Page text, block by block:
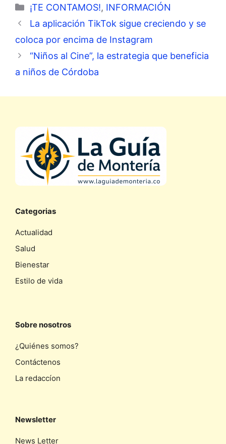
Categorías
¡TE CONTAMOS!, INFORMACIÓN
La aplicación TikTok sigue creciendo y se
coloca por encima de Instagram
“Niños al Cine”, la estrategia que beneficia
a niños de Córdoba
Categorias
Actualidad
Salud
Bienestar
Estilo de vida
Sobre nosotros
¿Quiénes somos?
Contáctenos
La redaccíon
Newsletter
News Letter